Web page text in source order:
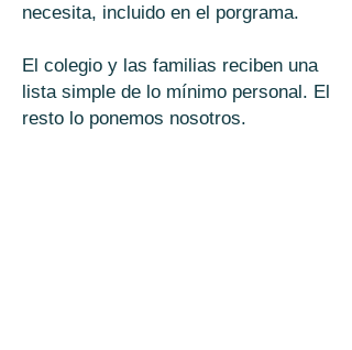
necesita, incluido en el porgrama.
El colegio y las familias reciben una
lista simple de lo mínimo personal. El
resto lo ponemos nosotros.